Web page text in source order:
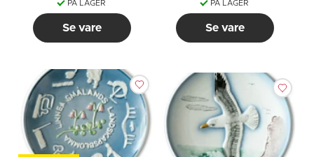
PÅ LAGER
Se vare
PÅ LAGER
Se vare